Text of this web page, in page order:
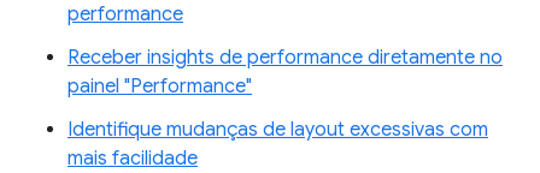
performance
Receber insights de performance diretamente no
painel "Performance"
Identifique mudanças de layout excessivas com
mais facilidade